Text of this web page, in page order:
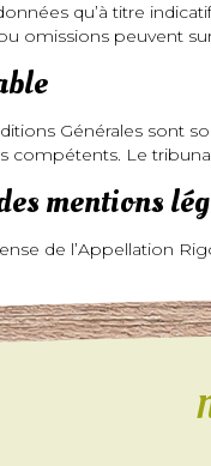
qu’à titre
omissions peuvent
Générales sont
compétents. Le
mentions
de l’Appellation